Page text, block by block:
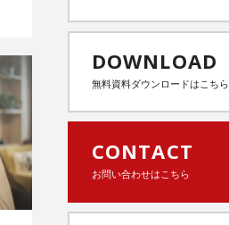
DOWNLOAD
無料資料ダウンロードはこちら
CONTACT
お問い合わせはこちら